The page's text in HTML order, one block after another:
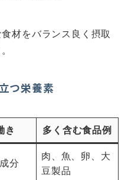
材をバランス良く摂取
つ栄養素
き 多く含む食品例
分
肉、魚、卵、大
豆製品